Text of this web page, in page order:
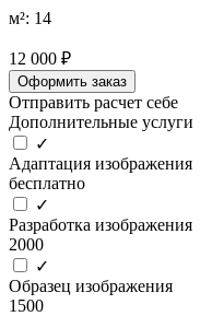
м²: 14
12 000 ₽
Оформить заказ
Отправить расчет себе
Дополнительные услуги
✓
Адаптация изображения
бесплатно
✓
Разработка изображения
2000
✓
Образец изображения
1500